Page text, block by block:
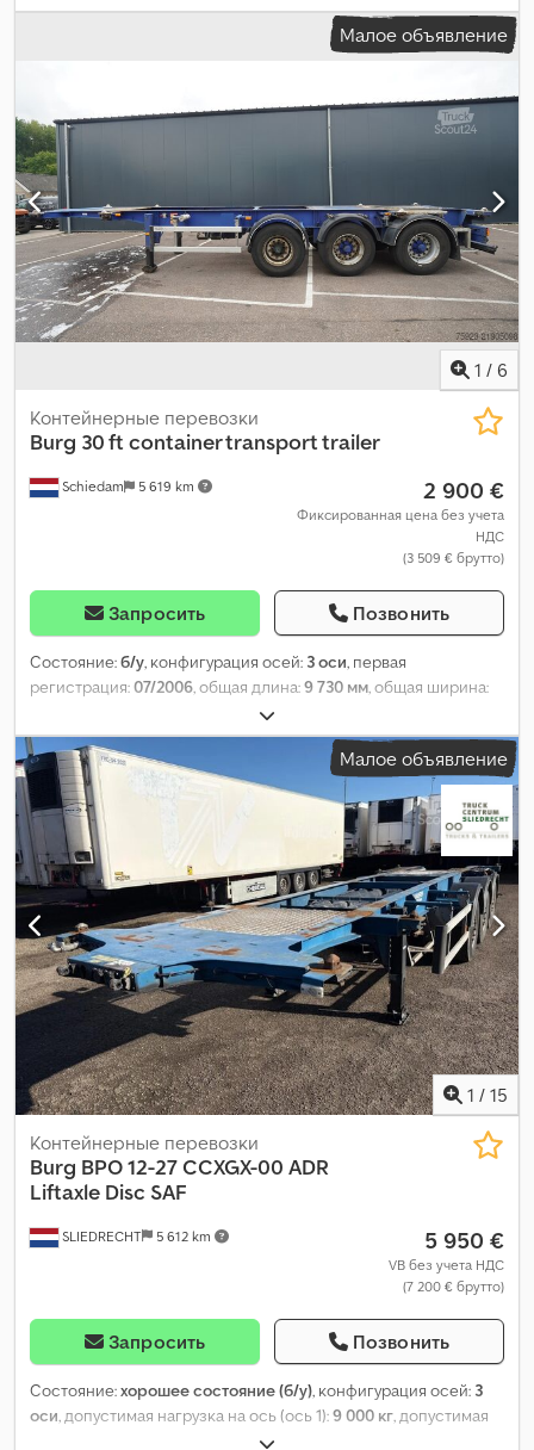
колесная база:7 790 мм, Год выпуска:2011, Оборудование:
Малое объявление
1 / 6
Schiedam 5 619 km
Контейнерные перевозки
Burg 30 ft container transport trailer
2 900 €
Фиксированная цена без учета
НДС
(3 509 € брутто)
Запросить Позвонить
Состояние:б/у, конфигурация осей: 3 оси, первая
регистрация:07/2006, общая длина:9 730 мм, общая ширина:
, размер шины:
колесная база:7 790 мм, Год выпуска:2006, Оборудование:
ABS, Малое объявление
1 / 15
SLIEDRECHT 5 612 km
Контейнерные перевозки
Burg BPO 12-27 CCXGX-00 ADR
Liftaxle Disc SAF
5 950 €
VB без учета НДС
(7 200 € брутто)
Запросить Позвонить
Состояние:хорошее состояние (б/у), конфигурация осей: 3
оси, допустимая нагрузка на ось (ось 1):9 000 кг, допустимая
9 000 кг, допустимая нагрузка на ось